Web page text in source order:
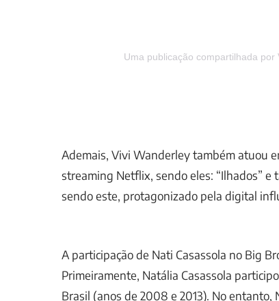
Uma publicação compartilhada por
Ademais, Vivi Wanderley também atuou
streaming Netflix, sendo eles: “Ilhados” e
sendo este, protagonizado pela digital
A participação de Nati Casassola no Big
Primeiramente, Natália Casassola
Brasil (anos de 2008 e 2013). No